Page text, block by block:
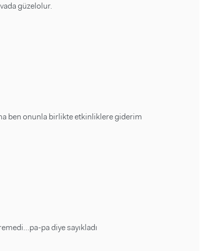
güzelolur.
ben onunla birlikte etkinliklere giderim
pa diye sayıkladı